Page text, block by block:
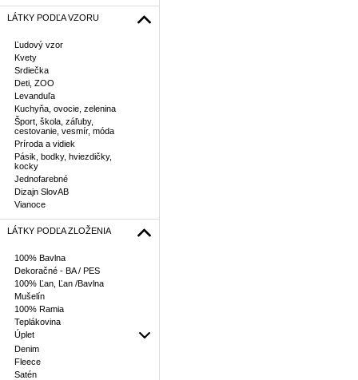
LÁTKY PODĽA VZORU
Ľudový vzor
Kvety
Srdiečka
Deti, ZOO
Levanduľa
Kuchyňa, ovocie, zelenina
Šport, škola, záľuby,
cestovanie, vesmír, móda
Príroda a vidiek
Pásik, bodky, hviezdičky,
kocky
Jednofarebné
Dizajn SlovAB
Vianoce
LÁTKY PODĽA ZLOŽENIA
100% Bavlna
Dekoračné - BA / PES
100% Ľan, Ľan /Bavlna
Mušelín
100% Ramia
Teplákovina
Úplet
Denim
Fleece
Satén